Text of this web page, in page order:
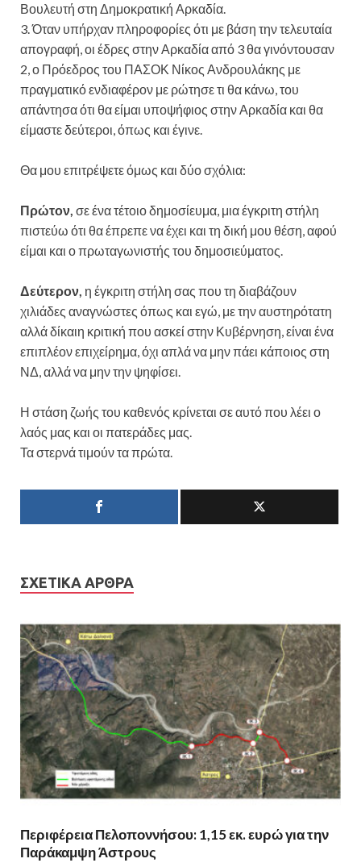
Βουλευτή στη Δημοκρατική Αρκαδία.
3. Όταν υπήρχαν πληροφορίες ότι με βάση την τελευταία
απογραφή, οι έδρες στην Αρκαδία από 3 θα γινόντουσαν
2, ο Πρόεδρος του ΠΑΣΟΚ Νίκος Ανδρουλάκης με
πραγματικό ενδιαφέρον με ρώτησε τι θα κάνω, του
απάντησα ότι θα είμαι υποψήφιος στην Αρκαδία και θα
είμαστε δεύτεροι, όπως και έγινε.
Θα μου επιτρέψετε όμως και δύο σχόλια:
Πρώτον, σε ένα τέτοιο δημοσίευμα, μια έγκριτη στήλη
πιστεύω ότι θα έπρεπε να έχει και τη δική μου θέση, αφού
είμαι και ο πρωταγωνιστής του δημοσιεύματος.
Δεύτερον, η έγκριτη στήλη σας που τη διαβάζουν
χιλιάδες αναγνώστες όπως και εγώ, με την αυστηρότατη
αλλά δίκαιη κριτική που ασκεί στην Κυβέρνηση, είναι ένα
επιπλέον επιχείρημα, όχι απλά να μην πάει κάποιος στη
ΝΔ, αλλά να μην την ψηφίσει.
Η στάση ζωής του καθενός κρίνεται σε αυτό που λέει ο
λαός μας και οι πατεράδες μας.
Τα στερνά τιμούν τα πρώτα.
ΣΧΕΤΙΚΆ ΆΡΘΡΑ
Περιφέρεια Πελοποννήσου: 1,15 εκ. ευρώ για την
Παράκαμψη Άστρους